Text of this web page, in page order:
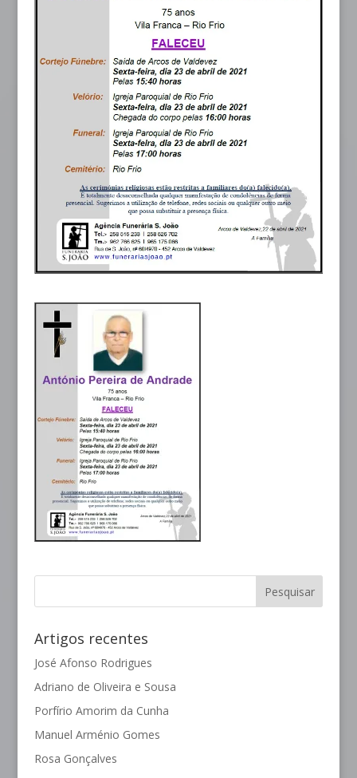
Artigos recentes
José Afonso Rodrigues
Adriano de Oliveira e Sousa
Porfírio Amorim da Cunha
Manuel Arménio Gomes
Rosa Gonçalves